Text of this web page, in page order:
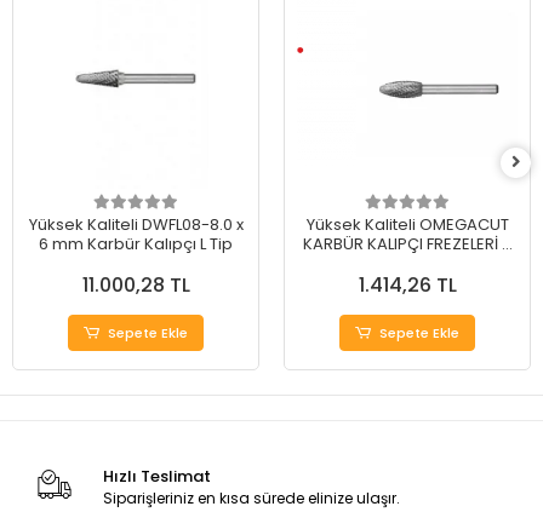
Yüksek Kaliteli DWFL08-8.0 x
6 mm Karbür Kalıpçı L Tip
11.000,28 TL
Sepete Ekle
Yüksek Kaliteli OMEGACUT
KARBÜR KALIPÇI FREZELERİ H
1.414,26 TL
Sepete Ekle
Hızlı Teslimat
Siparişleriniz en kısa sürede elinize ulaşır.